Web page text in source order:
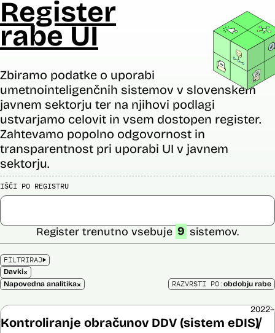
Register
rabe UI
Zbiramo podatke o uporabi
umetnointeligenčnih sistemov v slovenskem
javnem sektorju ter na njihovi podlagi
ustvarjamo celovit in vsem dostopen register.
Zahtevamo popolno odgovornost in
transparentnost pri uporabi UI v javnem
sektorju.
IŠČI PO REGISTRU
FILTRIRAJ
Davki×
Napovedna analitika×
Register trenutno vsebuje 9 sistemov.
RAZVRSTI PO:obdobju rabe
Kontroliranje obračunov DDV (sistem eDIS)
2022–